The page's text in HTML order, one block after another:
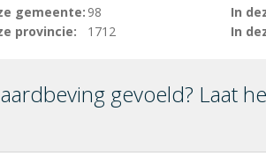
gemeente: 98
provincie:
1712
In
In
gevoeld? Laat